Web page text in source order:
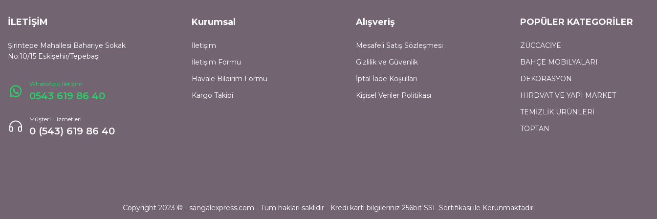
İLETİŞİM
Şirintepe Mahallesi Bahariye Sokak
No:10/15 Eskişehir/Tepebaşı
WhatsApp İletişim
0543 619 86 40
Müşteri Hizmetleri
0 (543) 619 86 40
Kurumsal
İletişim
İletişim Formu
Havale Bildirim Formu
Kargo Takibi
Alışveriş
Mesafeli Satış Sözleşmesi
Gizlilik ve Güvenlik
İptal İade Koşullari
Kişisel Veriler Politikası
POPÜLER KATEGORİLER
ZÜCCACİYE
BAHÇE MOBİLYALARI
DEKORASYON
HIRDVAT VE YAPI MARKET
TEMİZLİK ÜRÜNLERİ
TOPTAN
Copyright 2023 © - sangalexpress.com - Tüm hakları saklıdır - Kredi kartı bilgileriniz 256bit SSL Sertifikası ile Korunmaktadır.